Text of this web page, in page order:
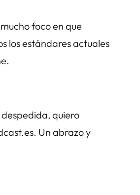
foco en que
los estándares actuales
.
quiero
Un abrazo y